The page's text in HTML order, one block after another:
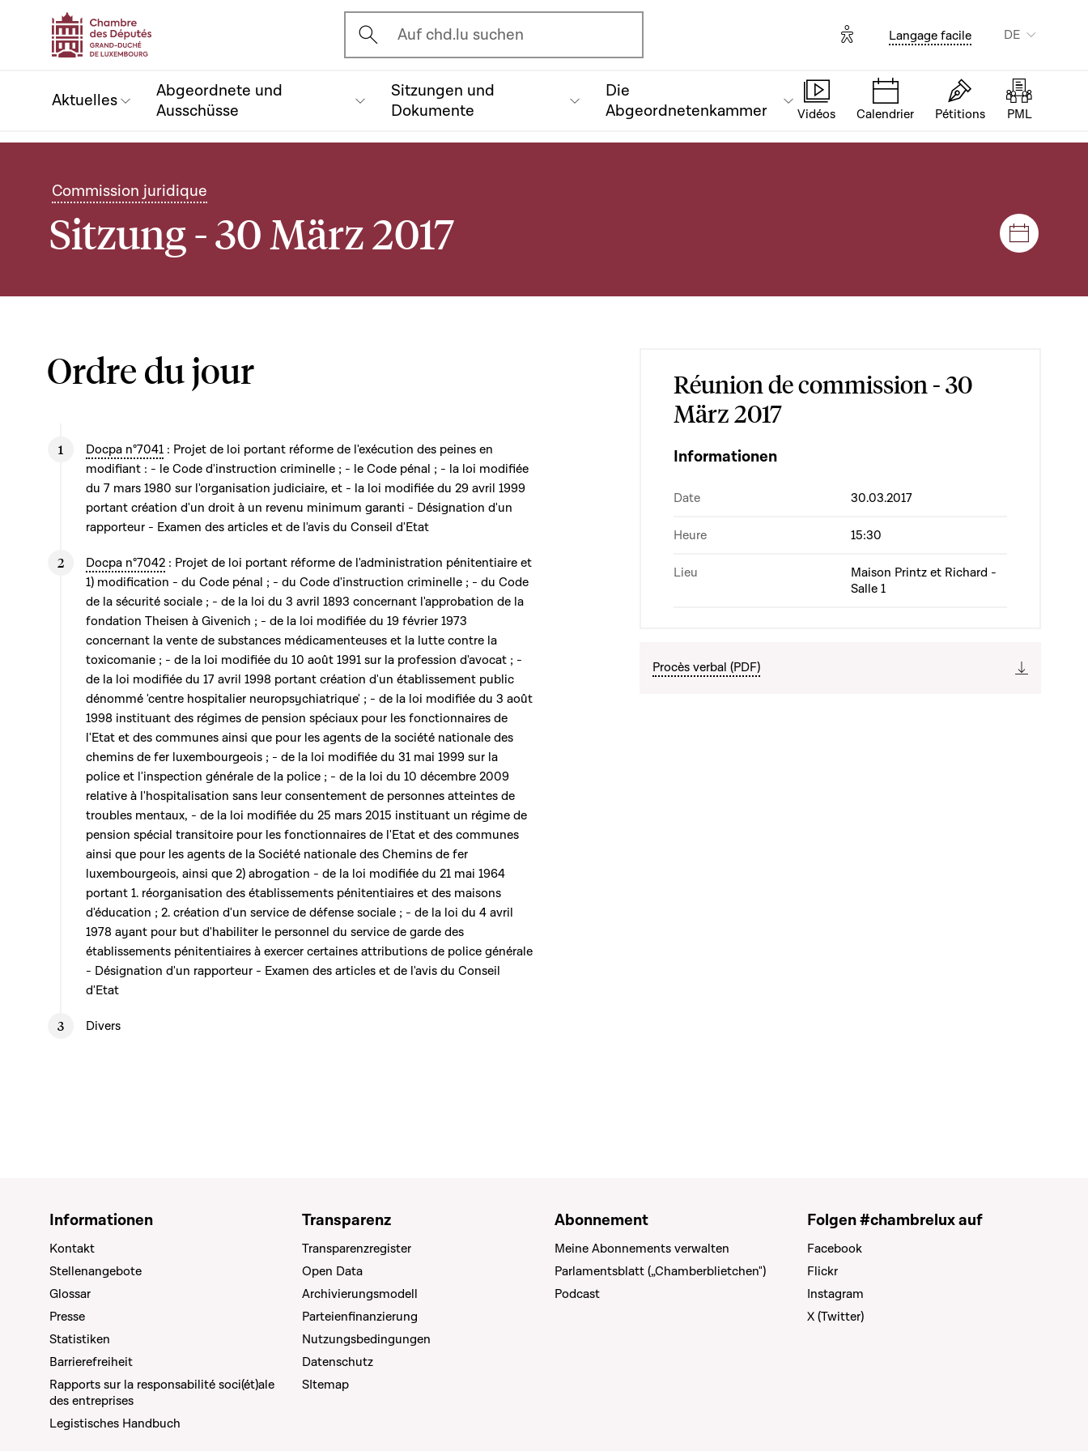
Ouvrir l'écran de recherche
Auf chd.lu suchen Options d'accessibilité
Langage facile DE
Aktuelles
Abgeordnete und
Ausschüsse
Sitzungen und
Dokumente
Die
Abgeordnetenkammer
Vidéos Calendrier Pétitions PML
Commission juridique
Sitzung - 30 März 2017 Plenar-
Ordre du jour
Docpa n°7041 : Projet de loi portant réforme de l'exécution des peines en
modifiant : - le Code d'instruction criminelle ; - le Code pénal ; - la loi modifiée
du 7 mars 1980 sur l'organisation judiciaire, et - la loi modifiée du 29 avril 1999
portant création d'un droit à un revenu minimum garanti - Désignation d'un
rapporteur - Examen des articles et de l'avis du Conseil d'Etat
Docpa n°7042 : Projet de loi portant réforme de l'administration pénitentiaire et
1) modification - du Code pénal ; - du Code d'instruction criminelle ; - du Code
de la sécurité sociale ; - de la loi du 3 avril 1893 concernant l'approbation de la
fondation Theisen à Givenich ; - de la loi modifiée du 19 février 1973
concernant la vente de substances médicamenteuses et la lutte contre la
toxicomanie ; - de la loi modifiée du 10 août 1991 sur la profession d'avocat ; -
de la loi modifiée du 17 avril 1998 portant création d'un établissement public
dénommé 'centre hospitalier neuropsychiatrique' ; - de la loi modifiée du 3 août
1998 instituant des régimes de pension spéciaux pour les fonctionnaires de
l'Etat et des communes ainsi que pour les agents de la société nationale des
chemins de fer luxembourgeois ; - de la loi modifiée du 31 mai 1999 sur la
police et l'inspection générale de la police ; - de la loi du 10 décembre 2009
relative à l'hospitalisation sans leur consentement de personnes atteintes de
troubles mentaux, - de la loi modifiée du 25 mars 2015 instituant un régime de
pension spécial transitoire pour les fonctionnaires de l'Etat et des communes
ainsi que pour les agents de la Société nationale des Chemins de fer
luxembourgeois, ainsi que 2) abrogation - de la loi modifiée du 21 mai 1964
portant 1. réorganisation des établissements pénitentiaires et des maisons
d'éducation ; 2. création d'un service de défense sociale ; - de la loi du 4 avril
1978 ayant pour but d'habiliter le personnel du service de garde des
établissements pénitentiaires à exercer certaines attributions de police générale
- Désignation d'un rapporteur - Examen des articles et de l'avis du Conseil
d'Etat
Divers
Réunion de commission - 30
März 2017
Informationen
Date 30.03.2017
Heure 15:30
Lieu
Maison Printz et Richard -
Salle 1
Procès verbal (PDF)
Informationen
Kontakt
Stellenangebote
Glossar
Presse
Statistiken
Barrierefreiheit
Rapports sur la responsabilité soci(ét)ale
des entreprises
Legistisches Handbuch
Transparenz
Transparenzregister
Open Data
Archivierungsmodell
Parteienfinanzierung
Nutzungsbedingungen
Datenschutz
SItemap
Abonnement
Meine Abonnements verwalten
Parlamentsblatt („Chamberblietchen")
Podcast
Folgen #chambrelux auf
Facebook
Flickr
Instagram
X (Twitter)